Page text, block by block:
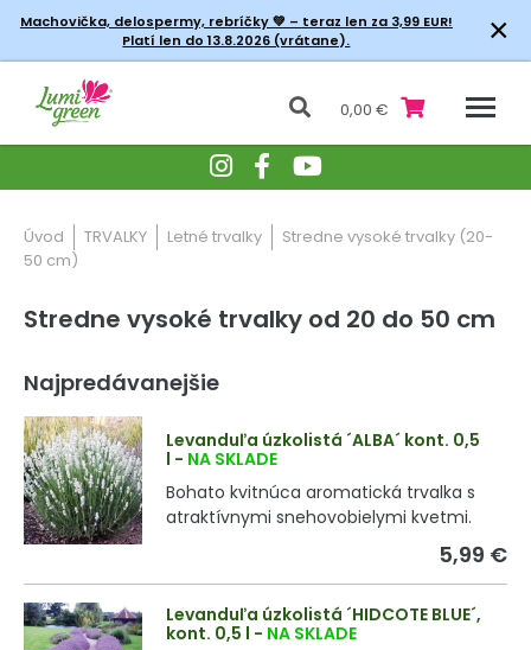
Machovička, delospermy, rebríčky💚 – teraz len za 3,99 EUR!
Platí len do 13.8.2026 (vrátane).
×
0,00 €
Úvod TRVALKY Letné trvalky
Stredne vysoké trvalky (20-
50 cm)
Stredne vysoké trvalky od 20 do 50 cm
Najpredávanejšie
Levanduľa úzkolistá ´ALBA´ kont. 0,5
l - NA SKLADE
Bohato kvitnúca aromatická trvalka s
atraktívnymi snehovobielymi kvetmi.
5,99 €
Levanduľa úzkolistá ´HIDCOTE BLUE´,
kont. 0,5 l - NA SKLADE